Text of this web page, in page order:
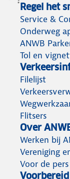
Regel het
Service &
Onderweg
ANWB
Tol en
Filelijst
Flitsers
Over
Werken bij
Vereniging
Voor de pers